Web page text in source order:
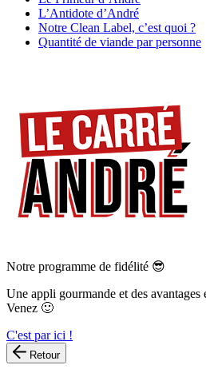
L’Antidote d’André
Notre Clean Label, c’est quoi ?
Quantité de viande par personne
Notre programme de fidélité 😎
Une appli gourmande et des avantages
Venez 🙂
C'est par ici !
Retour